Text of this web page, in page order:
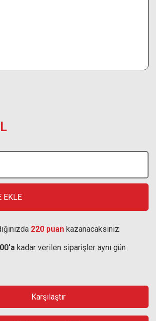
EKLE
220 puan kazanacaksınız.
kadar verilen siparişler aynı gün
Karşılaştır